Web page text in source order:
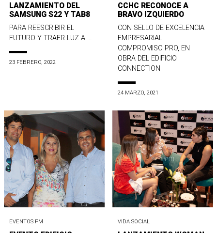
LANZAMIENTO DEL
SAMSUNG S22 Y TAB8
PARA REESCRIBIR EL
FUTURO Y TRAER LUZ A ...
23 FEBRERO, 2022
CCHC RECONOCE A
BRAVO IZQUIERDO
CON SELLO DE EXCELENCIA
EMPRESARIAL
COMPROMISO PRO, EN
OBRA DEL EDIFICIO
CONNECTION
24 MARZO, 2021
EVENTOS PM VIDA SOCIAL